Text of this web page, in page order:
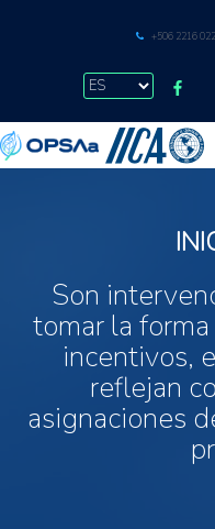
+506 2216
Son
tomar la
incentivos,
reflejan
asignaciones